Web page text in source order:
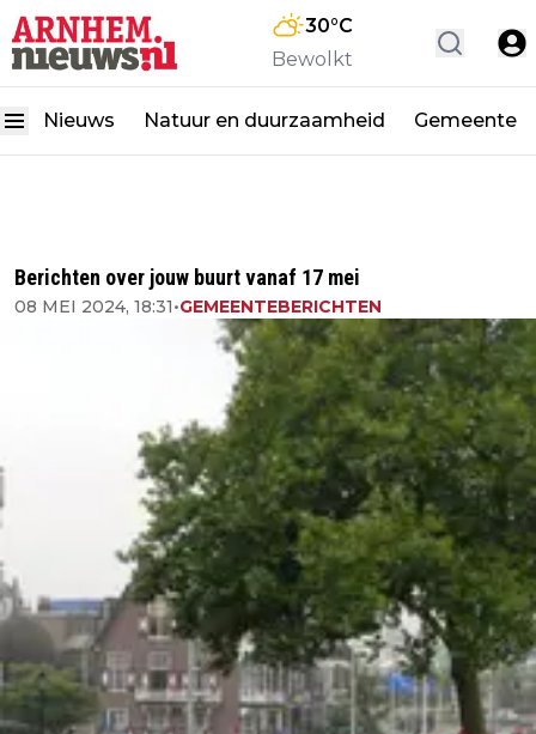
30°C
Bewolkt
Nieuws Natuur en duurzaamheid Gemeente
Berichten over jouw buurt vanaf 17 mei
08 MEI 2024, 18:31•GEMEENTEBERICHTEN